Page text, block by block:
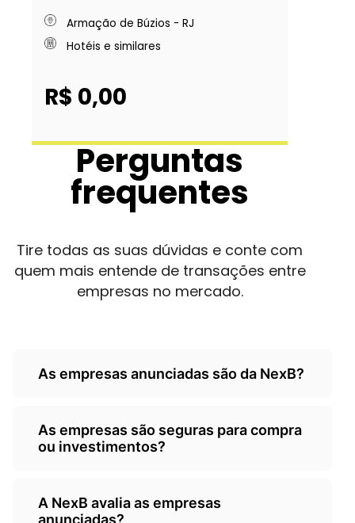
Armação de Búzios - RJ
Hotéis e similares
R$ 0,00
Perguntas
frequentes
Tire todas as suas dúvidas e conte com
quem mais entende de transações entre
empresas no mercado.
As empresas anunciadas são da NexB?
Não, as empresas são de
terceiros/empresarios e a Nexb atua
As empresas são seguras para compra
ou investimentos?
A NexB é responsável por ceder o seu
classificados para anunciantes, não sendo
A NexB avalia as empresas
anunciadas?